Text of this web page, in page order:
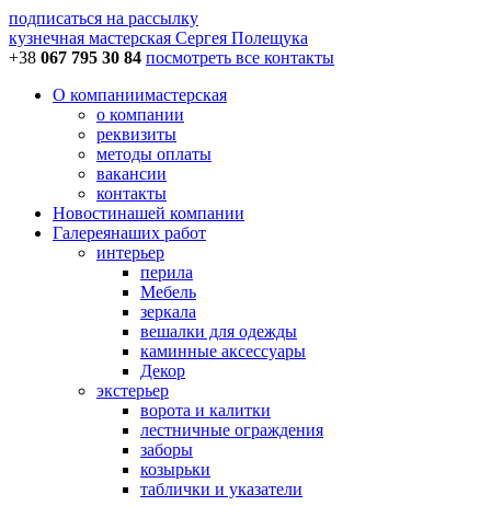
подписаться на рассылку
кузнечная мастерская Сергея Полещука
+38 067 795 30 84 посмотреть все контакты
О компаниимастерская
о компании
реквизиты
методы оплаты
вакансии
контакты
Новостинашей компании
Галереянаших работ
интерьер
перила
Мебель
зеркала
вешалки для одежды
каминные аксессуары
Декор
экстерьер
ворота и калитки
лестничные ограждения
заборы
козырьки
таблички и указатели